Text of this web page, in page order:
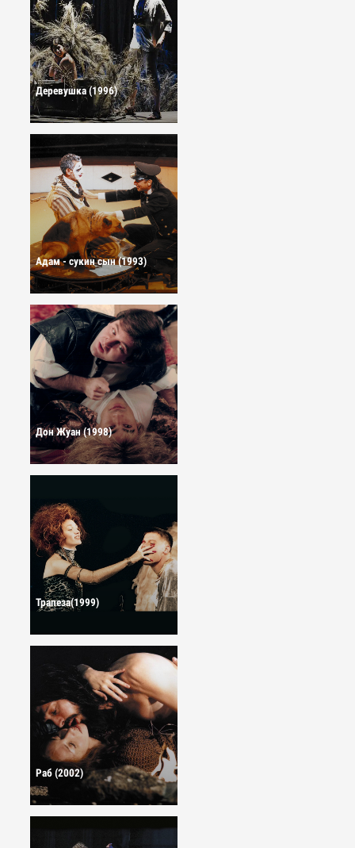
Деревушка (1996)
Адам - сукин сын (1993)
Дон Жуан (1998)
Трапеза(1999)
Раб (2002)